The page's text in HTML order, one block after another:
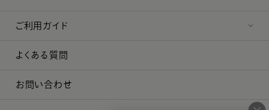
ご利用ガイド
よくある質問
お問い合わせ